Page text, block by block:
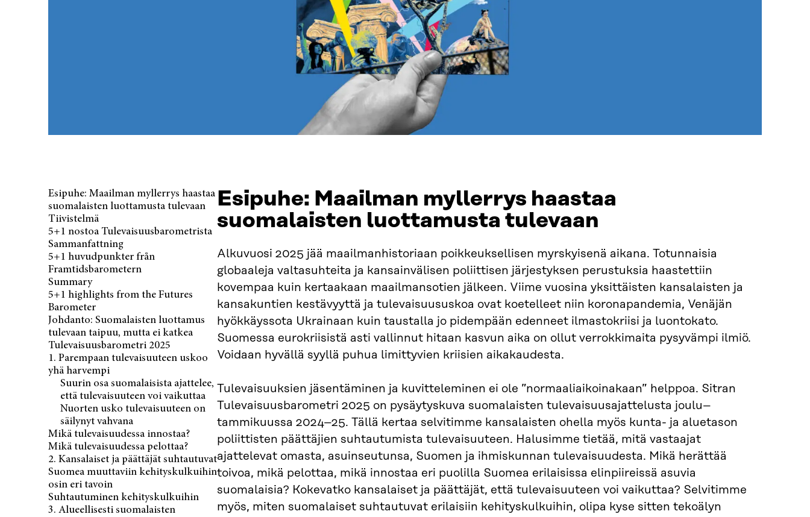
Esipuhe: Maailman myllerrys haastaa
suomalaisten luottamusta tulevaan
Tiivistelmä
5+1 nostoa Tulevaisuusbarometrista
Sammanfattning
5+1 huvudpunkter från
Framtidsbarometern
Summary
5+1 highlights from the Futures
Barometer
Johdanto: Suomalaisten luottamus
tulevaan taipuu, mutta ei katkea
Tulevaisuusbarometri 2025
1. Parempaan tulevaisuuteen uskoo
yhä harvempi
Suurin osa suomalaisista ajattelee,
että tulevaisuuteen voi vaikuttaa
Nuorten usko tulevaisuuteen on
säilynyt vahvana
Mikä tulevaisuudessa innostaa?
Mikä tulevaisuudessa pelottaa?
2. Kansalaiset ja päättäjät suhtautuvat
Suomea muuttaviin kehityskulkuihin
osin eri tavoin
Suhtautuminen kehityskulkuihin
3. Alueellisesti suomalaisten
Esipuhe: Maailman myllerrys haastaa
suomalaisten luottamusta tulevaan
Alkuvuosi 2025 jää maailmanhistoriaan poikkeuksellisen myrskyisenä aikana. Totunnaisia
globaaleja valtasuhteita ja kansainvälisen poliittisen järjestyksen perustuksia haastettiin
kovempaa kuin kertaakaan maailmansotien jälkeen. Viime vuosina yksittäisten kansalaisten ja
kansakuntien kestävyyttä ja tulevaisuususkoa ovat koetelleet niin koronapandemia, Venäjän
hyökkäyssota Ukrainaan kuin taustalla jo pidempään edenneet ilmastokriisi ja luontokato.
Suomessa eurokriisistä asti vallinnut hitaan kasvun aika on ollut verrokkimaita pysyvämpi ilmiö.
Voidaan hyvällä syyllä puhua limittyvien kriisien aikakaudesta.
Tulevaisuuksien jäsentäminen ja kuvitteleminen ei ole ”normaaliaikoinakaan” helppoa. Sitran
Tulevaisuusbarometri 2025 on pysäytyskuva suomalaisten tulevaisuusajattelusta joulu–
tammikuussa 2024–25. Tällä kertaa selvitimme kansalaisten ohella myös kunta- ja aluetason
poliittisten päättäjien suhtautumista tulevaisuuteen. Halusimme tietää, mitä vastaajat
ajattelevat omasta, asuinseutunsa, Suomen ja ihmiskunnan tulevaisuudesta. Mikä herättää
toivoa, mikä pelottaa, mikä innostaa eri puolilla Suomea erilaisissa elinpiireissä asuvia
suomalaisia? Kokevatko kansalaiset ja päättäjät, että tulevaisuuteen voi vaikuttaa? Selvitimme
myös, miten suomalaiset suhtautuvat erilaisiin kehityskulkuihin, olipa kyse sitten tekoälyn